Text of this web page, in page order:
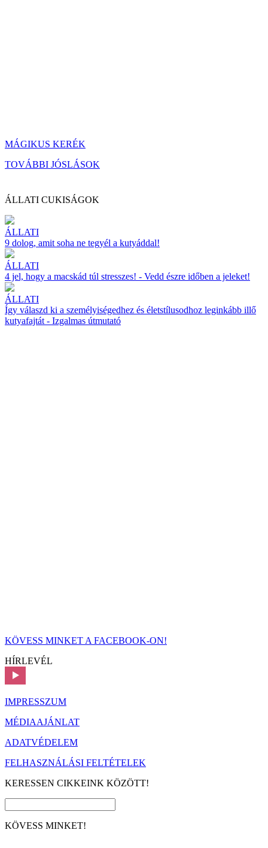
MÁGIKUS KERÉK
TOVÁBBI JÓSLÁSOK
ÁLLATI CUKISÁGOK
ÁLLATI
9 dolog, amit soha ne tegyél a kutyáddal!
ÁLLATI
4 jel, hogy a macskád túl stresszes! - Vedd észre időben a jeleket!
ÁLLATI
Így válaszd ki a személyiségedhez és életstílusodhoz leginkább illő
kutyafajtát - Izgalmas útmutató
KÖVESS MINKET A FACEBOOK-ON!
HÍRLEVÉL
IMPRESSZUM
MÉDIAAJÁNLAT
ADATVÉDELEM
FELHASZNÁLÁSI FELTÉTELEK
KERESSEN CIKKEINK KÖZÖTT!
KÖVESS MINKET!